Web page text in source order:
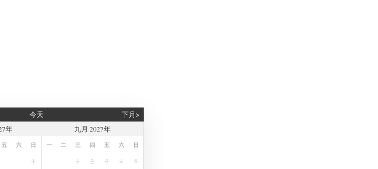
今天
下月>
年
五 六 日
1
九月 2027年
一 二 三 四 五 六 日
1 2 3 4
5